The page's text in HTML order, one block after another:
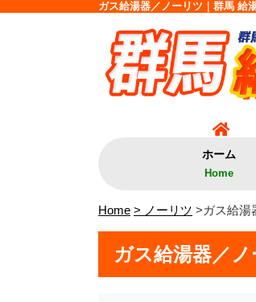
ガス給湯器／ノーリツ｜群馬 給
ホーム
Home
Home > ノーリツ >ガス給湯
ガス給湯器／